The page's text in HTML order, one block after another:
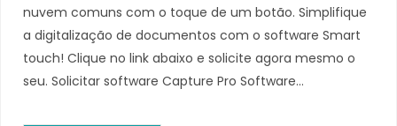
nuvem comuns com o toque de um botão. Simplifique
a digitalização de documentos com o software Smart
touch! Clique no link abaixo e solicite agora mesmo o
seu. Solicitar software Capture Pro Software…